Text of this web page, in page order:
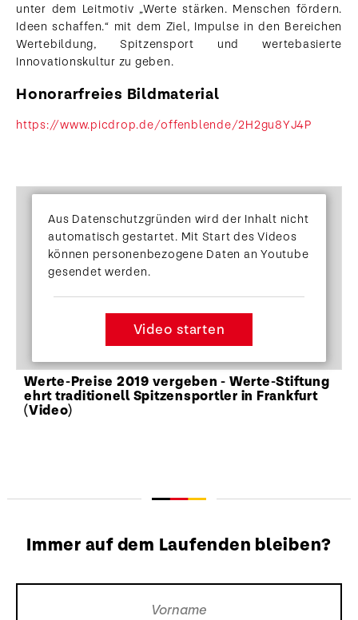
unter dem Leitmotiv „Werte stärken. Menschen fördern.
Ideen schaffen.“ mit dem Ziel, Impulse in den Bereichen
Wertebildung, Spitzensport und wertebasierte
Innovationskultur zu geben.
Honorarfreies Bildmaterial
https://www.picdrop.de/offenblende/2H2gu8YJ4P
Aus Datenschutzgründen wird der Inhalt nicht
automatisch gestartet. Mit Start des Videos
können personenbezogene Daten an Youtube
gesendet werden.
Video starten
Werte-Preise 2019 vergeben - Werte-Stiftung
ehrt traditionell Spitzensportler in Frankfurt
(Video)
Immer auf dem Laufenden bleiben?